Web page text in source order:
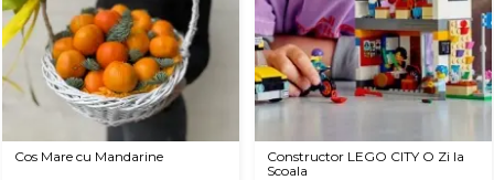
Cos Mare cu Mandarine
Constructor LEGO CITY O Zi la
Scoala